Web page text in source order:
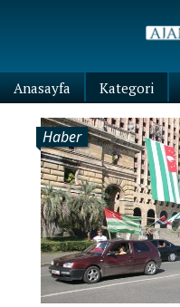
Anasayfa Kategori
Haber